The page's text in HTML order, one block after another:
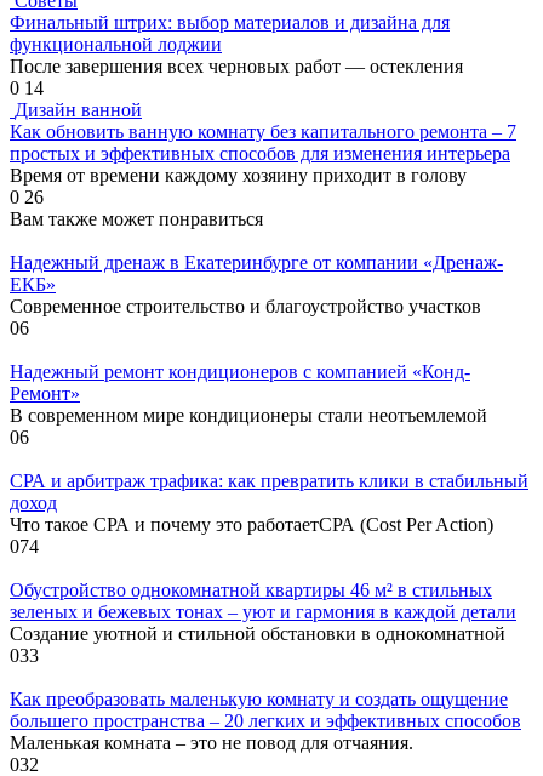
Финальный штрих: выбор материалов и дизайна для
функциональной лоджии
После завершения всех черновых работ — остекления
0 14
Дизайн ванной
Как обновить ванную комнату без капитального ремонта – 7
простых и эффективных способов для изменения интерьера
Время от времени каждому хозяину приходит в голову
0 26
Вам также может понравиться
Надежный дренаж в Екатеринбурге от компании «Дренаж-
ЕКБ»
Современное строительство и благоустройство участков
06
Надежный ремонт кондиционеров с компанией «Конд-
Ремонт»
В современном мире кондиционеры стали неотъемлемой
06
СРА и арбитраж трафика: как превратить клики в стабильный
доход
Что такое СРА и почему это работаетСРА (Cost Per Action)
074
Обустройство однокомнатной квартиры 46 м² в стильных
зеленых и бежевых тонах – уют и гармония в каждой детали
Создание уютной и стильной обстановки в однокомнатной
033
Как преобразовать маленькую комнату и создать ощущение
большего пространства – 20 легких и эффективных способов
Маленькая комната – это не повод для отчаяния.
032